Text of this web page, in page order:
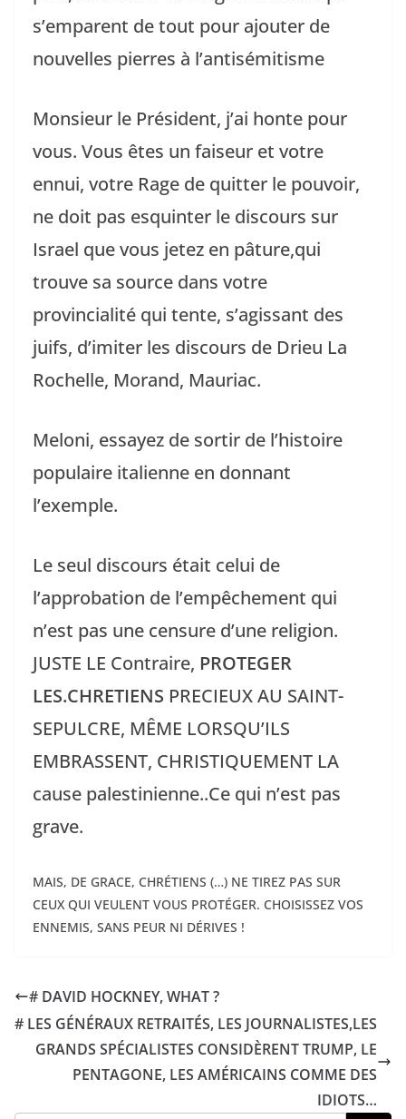
s’emparent de tout pour ajouter de
nouvelles pierres à l’antisémitisme
Monsieur le Président, j’ai honte pour
vous. Vous êtes un faiseur et votre
ennui, votre Rage de quitter le pouvoir,
ne doit pas esquinter le discours sur
Israel que vous jetez en pâture,qui
trouve sa source dans votre
provincialité qui tente, s’agissant des
juifs, d’imiter les discours de Drieu La
Rochelle, Morand, Mauriac.
Meloni, essayez de sortir de l’histoire
populaire italienne en donnant
l’exemple.
Le seul discours était celui de
l’approbation de l’empêchement qui
n’est pas une censure d’une religion.
JUSTE LE Contraire, PROTEGER
LES.CHRETIENS PRECIEUX AU SAINT-
SEPULCRE, MÊME LORSQU’ILS
EMBRASSENT, CHRISTIQUEMENT LA
cause palestinienne..Ce qui n’est pas
grave.
MAIS, DE GRACE, CHRÉTIENS (…) NE TIREZ PAS SUR
CEUX QUI VEULENT VOUS PROTÉGER. CHOISISSEZ VOS
ENNEMIS, SANS PEUR NI DÉRIVES !
# DAVID HOCKNEY, WHAT ?
# LES GÉNÉRAUX RETRAITÉS, LES JOURNALISTES,LES
GRANDS SPÉCIALISTES CONSIDÈRENT TRUMP, LE
PENTAGONE, LES AMÉRICAINS COMME DES
IDIOTS…